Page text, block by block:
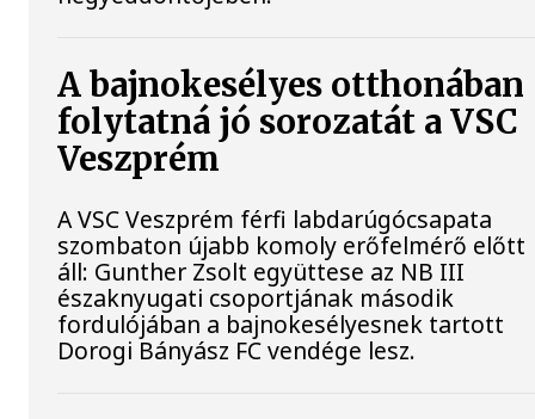
A bajnokesélyes otthonában
folytatná jó sorozatát a VSC
Veszprém
A VSC Veszprém férfi labdarúgócsapata
szombaton újabb komoly erőfelmérő előtt
áll: Gunther Zsolt együttese az NB III
északnyugati csoportjának második
fordulójában a bajnokesélyesnek tartott
Dorogi Bányász FC vendége lesz.